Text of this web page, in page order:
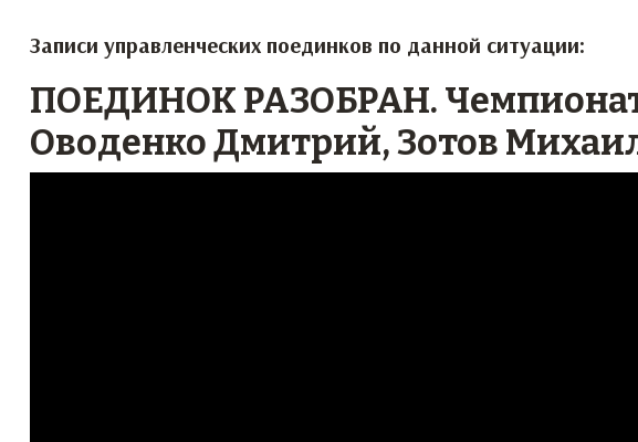
Записи управленческих поединков по данной ситуации:
ПОЕДИНОК РАЗОБРАН. Чемпионат
Оводенко Дмитрий, Зотов